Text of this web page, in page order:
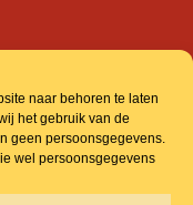
naar behoren te laten
het gebruik van de
geen persoonsgegevens.
wel persoonsgegevens